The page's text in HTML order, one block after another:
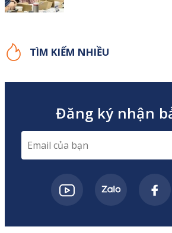
TÌM KIẾM NHIỀU
Đăng ký nhận